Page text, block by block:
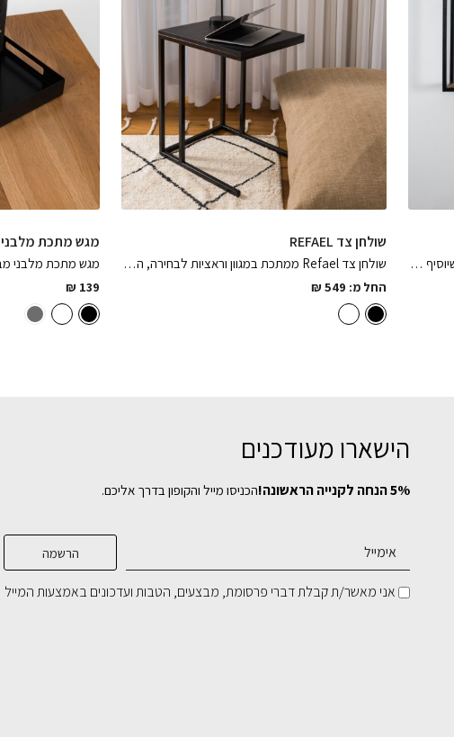
סט מדפים בגדלים שונים ממתכת בשילוב עץ שיוסיף מימד של נפח ואחסון לבית או למשרד
שולחן צד REFAEL
שולחן צד Refael ממתכת במגוון וראציות לבחירה, הפיס המושלם לשדרוג הבית
החל מ: ₪ 549
מגש מתכת מלבני
₪ 139
הישארו מעודכנים
5% הנחה לקנייה הראשונה! הכניסו מייל והקופון בדרך אליכם.
אני מאשר/ת קבלת דברי פרסומת, מבצעים, הטבות ועדכונים באמצעות המייל